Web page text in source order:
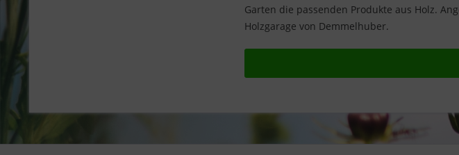
Garten die passenden Produkte aus Holz.
Holzgarage von Demmelhuber.